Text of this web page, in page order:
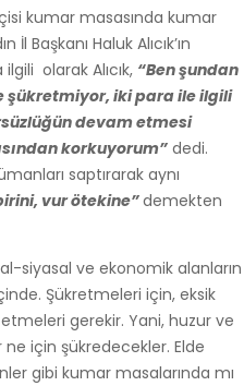
kumar masasında kumar
Başkanı Haluk Alıcık’ın
olarak Alıcık, “Ben şundan
şükretmiyor, iki para ile ilgili
devam etmesi
korkuyorum” dedi.
saptırarak aynı
vur ötekine”demekten
siyasal ve ekonomik alanların
Şükretmeleri için, eksik
gerekir. Yani, huzur ve
için şükredecekler. Elde
gibi kumar masalarında mı